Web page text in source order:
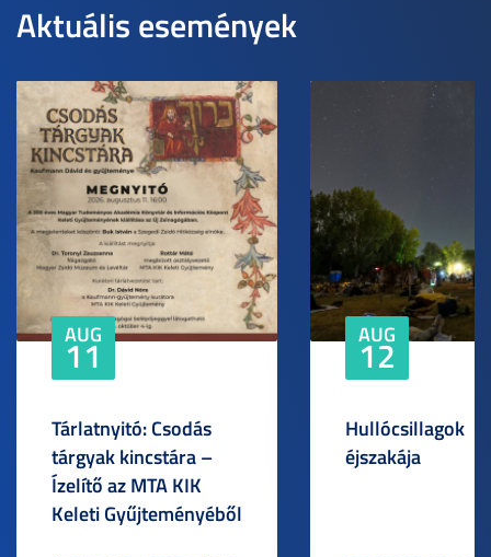
Aktuális események
AUG
11
Tárlatnyitó: Csodás
tárgyak kincstára –
Ízelítő az MTA KIK
Keleti Gyűjteményéből
AUG
12
Hullócsillagok
éjszakája